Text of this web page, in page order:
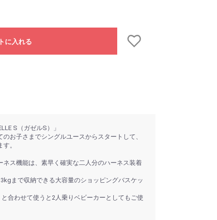
に入れる
S（ガゼルS）」
お子さまでシングルユースからスタートして、
。
ネス機能は、素早く確実な二人分のハーネス装着
まで収納できる大容量のショッピングバスケッ
合わせて使うと2人乗りベビーカーとしてもご使